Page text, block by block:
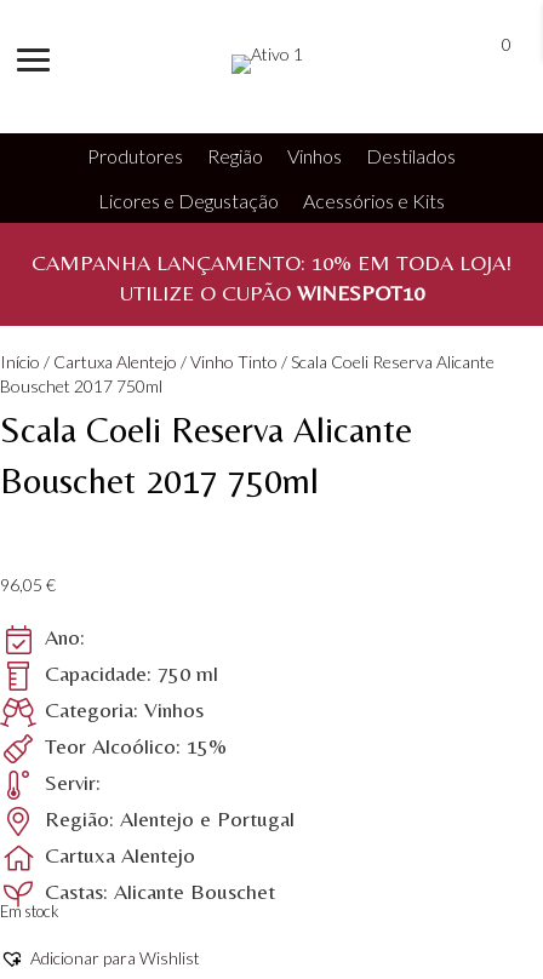
0
Produtores Região Vinhos
Destilados
Licores e Degustação
Acessórios e Kits
CAMPANHA LANÇAMENTO: 10% EM TODA LOJA!
UTILIZE O CUPÃO WINESPOT10
Início / Cartuxa Alentejo /Vinho Tinto / Scala Coeli Reserva Alicante
Bouschet 2017 750ml
Scala Coeli Reserva Alicante
Bouschet 2017 750ml
96,05 €
Ano:
Capacidade: 750 ml
Categoria: Vinhos
Teor Alcoólico: 15%
Servir:
Região: Alentejo e Portugal
Cartuxa Alentejo
Castas: Alicante Bouschet
Em stock
Adicionar para Wishlist